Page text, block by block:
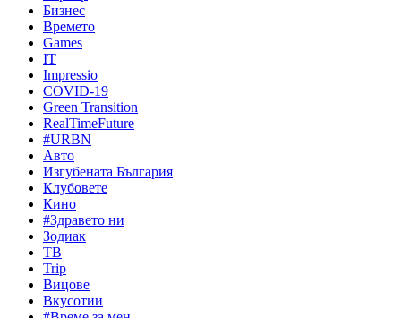
Бизнес
Времето
Games
IT
Impressio
COVID-19
Green Transition
RealTimeFuture
#URBN
Авто
Изгубената България
Клубовете
Кино
#Здравето ни
Зодиак
ТВ
Trip
Вицове
Вкусотии